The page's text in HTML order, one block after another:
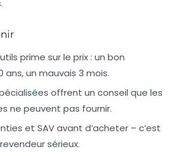
prime sur le prix : un bon
ans, un mauvais 3 mois.
offrent un conseil que les
ne peuvent pas fournir.
et SAV avant d’acheter – c’est
sérieux.